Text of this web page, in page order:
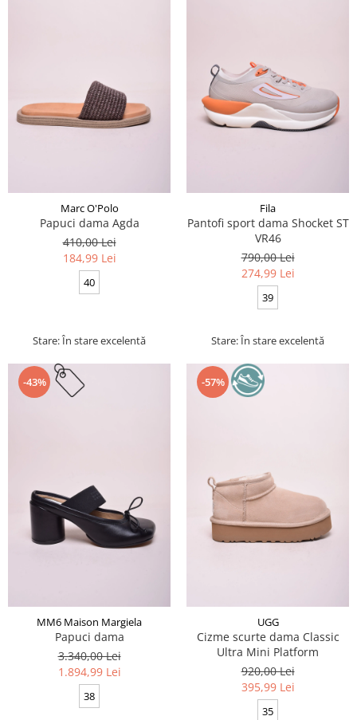
Marc O'Polo
Papuci dama Agda
410,00 Lei
184,99 Lei
40
Stare: În stare excelentă
Fila
Pantofi sport dama Shocket ST
VR46
790,00 Lei
274,99 Lei
39
Stare: În stare excelentă
-43%
MM6 Maison Margiela
Papuci dama
3.340,00 Lei
1.894,99 Lei
38
-57%
UGG
Cizme scurte dama Classic
Ultra Mini Platform
920,00 Lei
395,99 Lei
35